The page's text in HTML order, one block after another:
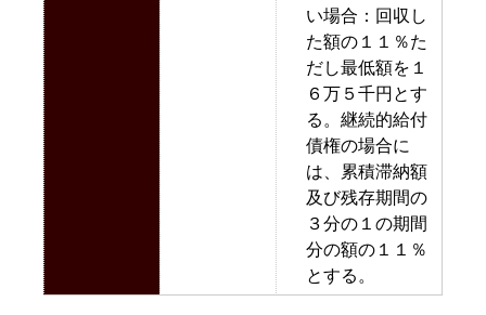
い場合：回収し
た額の１１％た
だし最低額を１
６万５千円とす
る。継続的給付
債権の場合に
は、累積滞納額
及び残存期間の
３分の１の期間
分の額の１１％
とする。